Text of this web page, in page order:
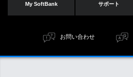
My SoftBank サポート
お問い合わせ